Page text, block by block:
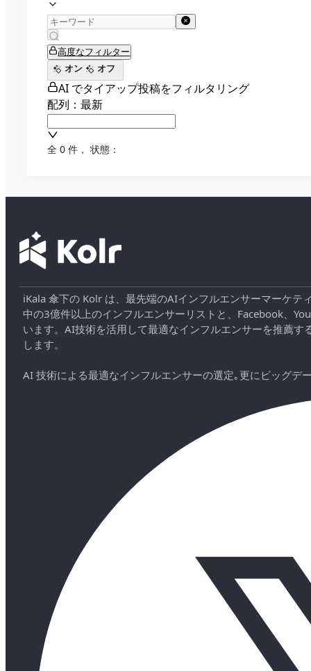
高度なフィルター
オン
オフ
AI でタイアップ投稿をフィルタリング
配列：最新
全 0 件 ， 状態：
iKala 傘下の Kolr は、最先端のAIインフルエンサーマーケ
中の3億件以上のインフルエンサーリストと、Facebook、
います。AI技術を活用して最適なインフルエンサーを推薦
します。
AI 技術による最適なインフルエンサーの選定｡更にビッグデ